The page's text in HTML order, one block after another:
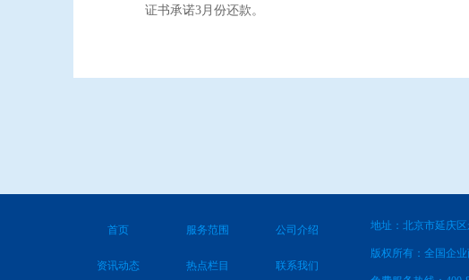
证书承诺3月份还款。
首页 服务范围 公司介绍
资讯动态 热点栏目 联系我们
地址：北京市延庆
版权所有：全国企